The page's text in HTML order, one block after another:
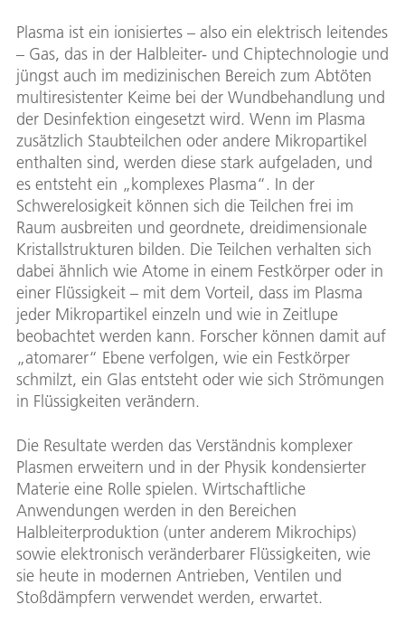
Plasma ist ein ionisiertes – also ein elektrisch leitendes
– Gas, das in der Halbleiter- und Chiptechnologie und
jüngst auch im medizinischen Bereich zum Abtöten
multiresistenter Keime bei der Wundbehandlung und
der Desinfektion eingesetzt wird. Wenn im Plasma
zusätzlich Staubteilchen oder andere Mikropartikel
enthalten sind, werden diese stark aufgeladen, und
es entsteht ein „komplexes Plasma“. In der
Schwerelosigkeit können sich die Teilchen frei im
Raum ausbreiten und geordnete, dreidimensionale
Kristallstrukturen bilden. Die Teilchen verhalten sich
dabei ähnlich wie Atome in einem Festkörper oder in
einer Flüssigkeit – mit dem Vorteil, dass im Plasma
jeder Mikropartikel einzeln und wie in Zeitlupe
beobachtet werden kann. Forscher können damit auf
„atomarer“ Ebene verfolgen, wie ein Festkörper
schmilzt, ein Glas entsteht oder wie sich Strömungen
in Flüssigkeiten verändern.
Die Resultate werden das Verständnis komplexer
Plasmen erweitern und in der Physik kondensierter
Materie eine Rolle spielen. Wirtschaftliche
Anwendungen werden in den Bereichen
Halbleiterproduktion (unter anderem Mikrochips)
sowie elektronisch veränderbarer Flüssigkeiten, wie
sie heute in modernen Antrieben, Ventilen und
Stoßdämpfern verwendet werden, erwartet.